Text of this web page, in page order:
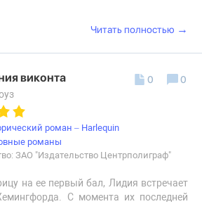
Читать полностью →
виконта
роман – Harlequin
романы
ЗАО "Издательство Центрполиграф"
на ее первый бал, Лидия встречает
С момента их последней
0 0